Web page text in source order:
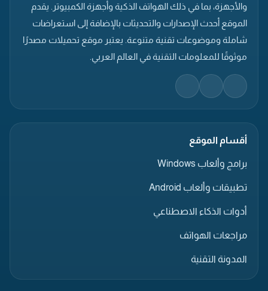
والأجهزة، بما في ذلك الهواتف الذكية وأجهزة الكمبيوتر. يقدم
الموقع أحدث الإصدارات والتحديثات بالإضافة إلى استعراضات
شاملة وموضوعات تقنية متنوعة. يعتبر موقع تحميلات مصدرًا
موثوقًا للمعلومات التقنية في العالم العربي.
أقسام الموقع
برامج وألعاب Windows
تطبيقات وألعاب Android
أدوات الذكاء الاصطناعي
مراجعات الهواتف
المدونة التقنية